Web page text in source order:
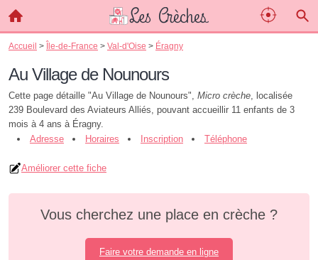
Accueil > Île-de-France > Val-d'Oise > Éragny
Au Village de Nounours
Cette page détaille "Au Village de Nounours", Micro crèche, localisée
239 Boulevard des Aviateurs Alliés, pouvant accueillir 11 enfants de 3
mois à 4 ans à Éragny.
Adresse
Horaires Inscription Téléphone
Améliorer cette fiche
Vous cherchez une place en crèche ?
Faire votre demande en ligne